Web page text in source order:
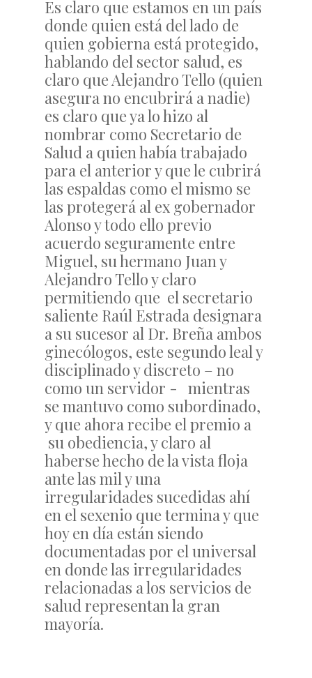
Es claro que estamos en un país
donde quien está del lado de
quien gobierna está protegido,
hablando del sector salud, es
claro que Alejandro Tello (quien
asegura no encubrirá a nadie)
es claro que ya lo hizo al
nombrar como Secretario de
Salud a quien había trabajado
para el anterior y que le cubrirá
las espaldas como el mismo se
las protegerá al ex gobernador
Alonso y todo ello previo
acuerdo seguramente entre
Miguel, su hermano Juan y
Alejandro Tello y claro
permitiendo que el secretario
saliente Raúl Estrada designara
a su sucesor al Dr. Breña ambos
ginecólogos, este segundo leal y
disciplinado y discreto – no
como un servidor - mientras
se mantuvo como subordinado,
y que ahora recibe el premio a
su obediencia, y claro al
haberse hecho de la vista floja
ante las mil y una
irregularidades sucedidas ahí
en el sexenio que termina y que
hoy en día están siendo
documentadas por el universal
en donde las irregularidades
relacionadas a los servicios de
salud representan la gran
mayoría.